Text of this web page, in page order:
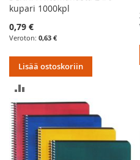
kupari 1000kpl
0,79 €
0,63 €
Lisää ostoskoriin
VERTAILUUN